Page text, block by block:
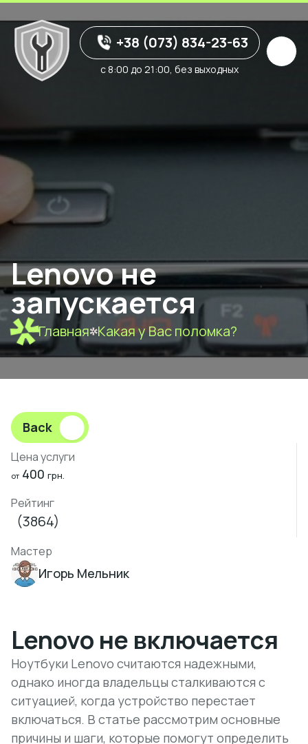
+38 (073) 834-23-63
с 8:00 до 21:00, без выходных
Lenovo не
запускается
Главная Какая у Вас поломка?
Back
Цена услуги
от 400 грн.
Рейтинг
(3864)
Мастер
Игорь Мельник
Lenovo не включается
Ноутбуки Lenovo считаются надежными,
однако иногда владельцы сталкиваются с
ситуацией, когда устройство перестает
включаться. В статье рассмотрим основные
причины и шаги, которые помогут определить